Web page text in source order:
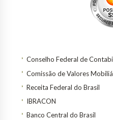
Conselho Federal de
Comissão de Valores
Receita Federal do Brasil
IBRACON
Banco Central do Brasil